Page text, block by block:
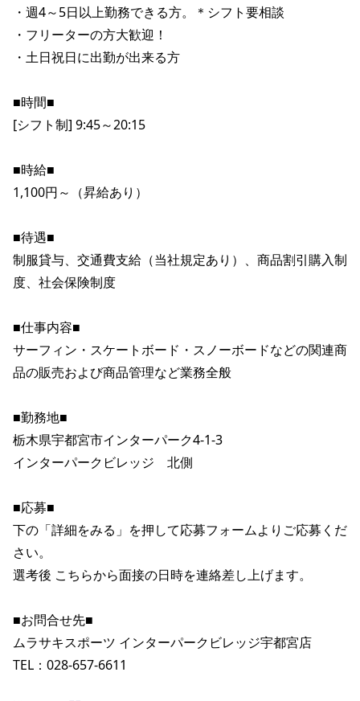
・週4～5日以上勤務できる方。＊シフト要相談
・フリーターの方大歓迎！
・土日祝日に出勤が出来る方
■時間■
[シフト制] 9:45～20:15
■時給■
1,100円～（昇給あり）
■待遇■
制服貸与、交通費支給（当社規定あり）、商品割引購入制
度、社会保険制度
■仕事内容■
サーフィン・スケートボード・スノーボードなどの関連商
品の販売および商品管理など業務全般
■勤務地■
栃木県宇都宮市インターパーク4-1-3
インターパークビレッジ　北側
■応募■
下の「詳細をみる」を押して応募フォームよりご応募くだ
さい。
選考後 こちらから面接の日時を連絡差し上げます。
■お問合せ先■
ムラサキスポーツ インターパークビレッジ宇都宮店
TEL：028-657-6611